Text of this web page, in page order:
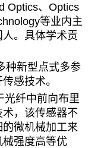
Optics、 Optics
等业内主
。具体学术贡
种新型点式多参
感技术。
光纤中前向布里
，该传感器不
微机械加工来
强度高等优